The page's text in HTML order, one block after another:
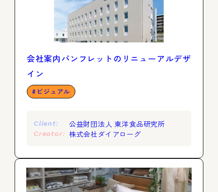
会社案内パンフレットのリニューアルデザ
イン
ビジュアル
Client: 公益財団法人 東洋食品研究所
Creator: 株式会社ダイアローグ